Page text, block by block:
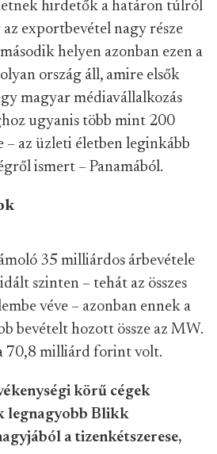
hirdetők a határon túlról
exportbevétel nagy része
helyen azonban ezen a
ország áll, amire elsők
magyar médiavállalkozás
ugyanis több mint 200
az üzleti életben leginkább
ismert – Panamából.
35 milliárdos árbevétele
szinten – tehát az összes
véve – azonban ennek a
bevételt hozott össze az MW.
70,8 milliárd forint volt.
körű cégek
legnagyobb Blikk
a tizenkétszerese,